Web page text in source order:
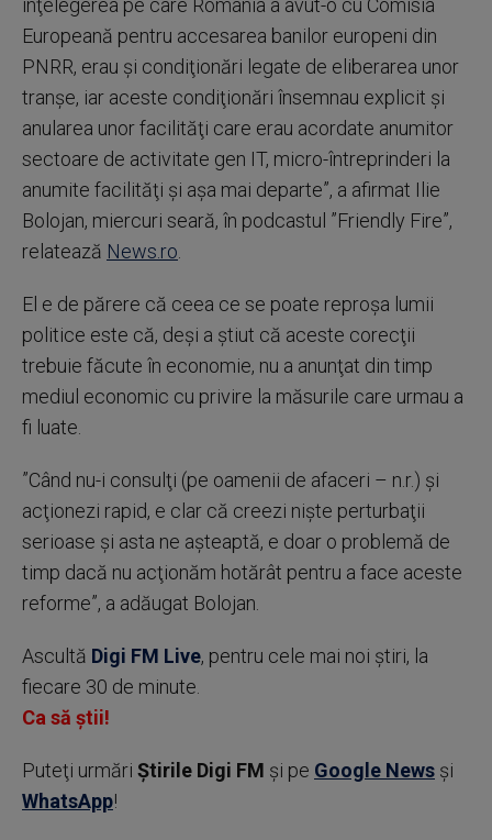
înţelegerea pe care România a avut-o cu Comisia
Europeană pentru accesarea banilor europeni din
PNRR, erau şi condiţionări legate de eliberarea unor
tranşe, iar aceste condiţionări însemnau explicit şi
anularea unor facilităţi care erau acordate anumitor
sectoare de activitate gen IT, micro-întreprinderi la
anumite facilităţi şi aşa mai departe”, a afirmat Ilie
Bolojan, miercuri seară, în podcastul ”Friendly Fire”,
relatează News.ro
El e de părere că ceea ce se poate reproşa lumii
politice este că, deşi a ştiut că aceste corecţii
trebuie făcute în economie, nu a anunţat din timp
mediul economic cu privire la măsurile care urmau a
fi luate.
”Când nu-i consulţi (pe oamenii de afaceri – n.r.) şi
acţionezi rapid, e clar că creezi nişte perturbaţii
serioase şi asta ne aşteaptă, e doar o problemă de
timp dacă nu acţionăm hotărât pentru a face aceste
reforme”, a adăugat Bolojan.
Ascultă Digi FM Live, pentru cele mai noi știri, la
fiecare 30 de minute.
Ca să știi!
Puteţi urmări Știrile Digi FM şi pe Google News şi
WhatsApp!